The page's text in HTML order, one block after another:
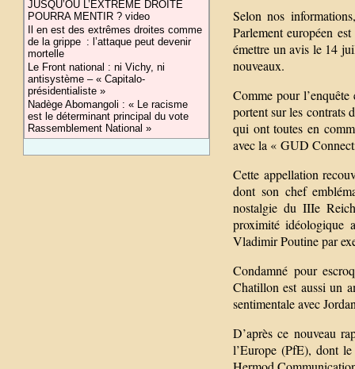
JUSQU’OÙ L’EXTRÊME DROITE
POURRA MENTIR ? video
Il en est des extrêmes droites comme
de la grippe : l’attaque peut devenir
mortelle
Le Front national : ni Vichy, ni
antisystème – « Capitalo-
présidentialiste »
Nadège Abomangoli : « Le racisme
est le déterminant principal du vote
Rassemblement National »
Selon nos
Parlement européen
émettre un avis le 14
nouveaux.
Comme pour
portent sur les contrats
qui ont toutes en
avec la « GUD
Cette appellation
dont son chef
nostalgie du IIIe
proximité idéologique
Vladimir Poutine par
Condamné pour
Chatillon est aussi un
sentimentale avec
D’après ce nouveau
l’Europe (PfE), dont